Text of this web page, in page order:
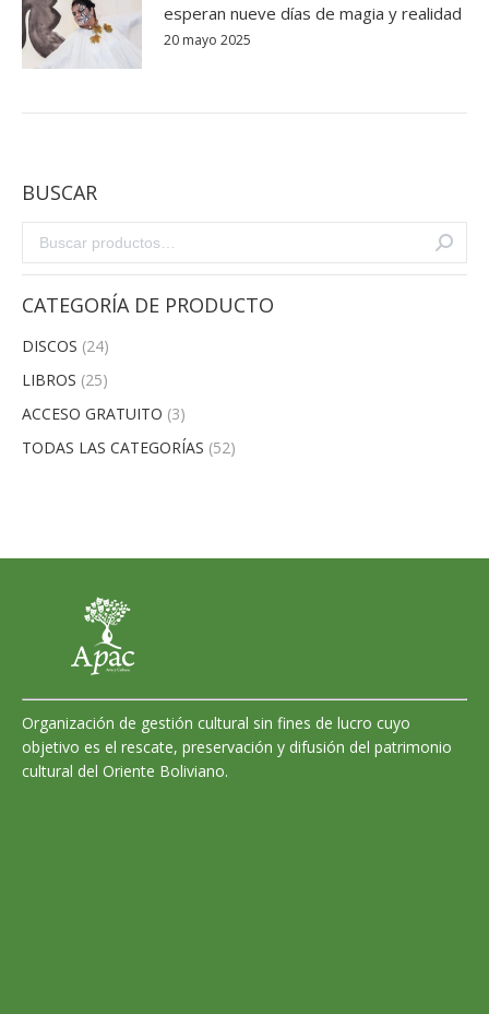
esperan nueve días de magia y realidad
20 mayo 2025
BUSCAR
CATEGORÍA DE PRODUCTO
DISCOS (24)
LIBROS (25)
ACCESO GRATUITO (3)
TODAS LAS CATEGORÍAS (52)
Organización de gestión cultural sin fines de lucro cuyo
objetivo es el rescate, preservación y difusión del patrimonio
cultural del Oriente Boliviano.